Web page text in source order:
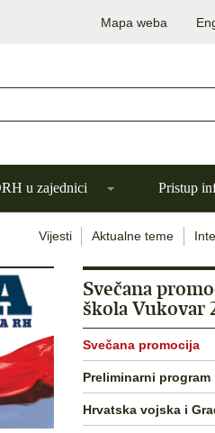
Mapa weba
u zajednici Pristup
Vijesti Aktualne teme
Svečana
škola Vukovar
Svečana promocija
Preliminarni program
Hrvatska vojska i